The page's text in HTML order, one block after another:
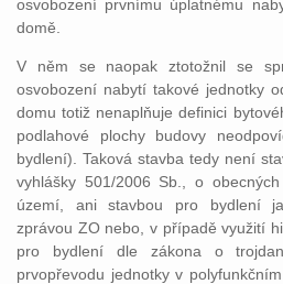
osvobození prvnímu úplatnému
domě.
V něm se naopak ztotožnil se
osvobození nabytí takové jednotky
domu totiž nenaplňuje definici
podlahové plochy budovy
bydlení). Taková stavba tedy není
vyhlášky 501/2006 Sb., o
území, ani stavbou pro bydlení
zprávou ZO nebo, v případě využití
pro bydlení dle zákona o
prvopřevodu jednotky v